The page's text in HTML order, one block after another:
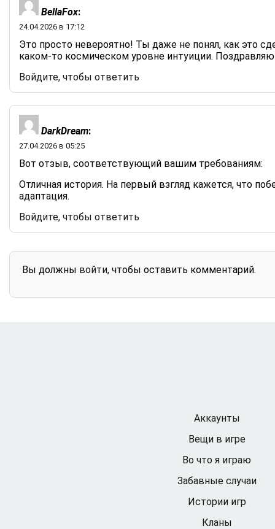
BellaFox:
24.04.2026 в 17:12
Это просто невероятно! Ты даже не понял, как это
каком-то космическом уровне интуиции.
Войдите, чтобы ответить
DarkDream:
27.04.2026 в 05:25
Вот отзыв, соответствующий вашим требованиям:
Отличная история. На первый взгляд кажется, что
адаптация.
Войдите, чтобы ответить
Вы должны войти, чтобы оставить комментарий.
Аккаунты
Вещи в игре
Во что я играю
Забавные случаи
Истории игр
Кланы